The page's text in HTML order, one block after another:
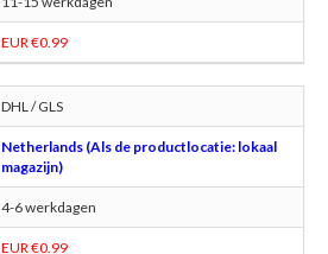
EUR €0.99
DHL / GLS
Netherlands (Als de productlocatie: lokaal
magazijn)
4-6 werkdagen
EUR €0.99